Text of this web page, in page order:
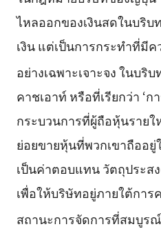
ไหลออกของเงินสดในบริ
เงิน แต่เป็นการกระทำที่มี
อย่างเฉพาะเจาะจงในบริบ
คาชเอาท์ หรือที่เรียกว่า ‘ก
กระบวนการที่ผู้ถือหุ้นราย
ย่อยขายหุ้นที่พวกเขาถืออยู่
เป็นค่าตอบแทน วัตถุประส
เพื่อให้บริษัทอยู่ภายใต้การ
สถานะการจัดการที่สมบูรณ์